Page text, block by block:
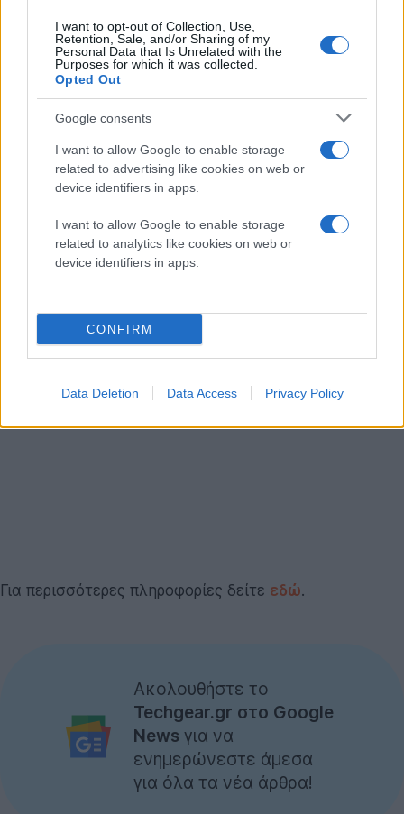
I want to opt-out of Collection, Use,
Retention, Sale, and/or Sharing of my
Personal Data that Is Unrelated with the
Purposes for which it was collected.
Opted Out
Google consents
I want to allow Google to enable storage
related to advertising like cookies on web or
device identifiers in apps.
I want to allow Google to enable storage
related to analytics like cookies on web or
device identifiers in apps.
CONFIRM
Data Deletion Data Access Privacy Policy
για την εμφάνιση των σελίδων.
Τέλος, στην έκδοση για tablets περιλαμβάνεται το
γνώριμο μεγάλο Back Button του Firefox, ενώ τα
bookmarks και το ιστορικό βρίσκονται στην αριστερή
πλευρά για ευκολότερη πρόσβαση.
Για περισσότερες πληροφορίες δείτε εδώ.
Ακολουθήστε το
Techgear.gr στο Google
News για να
ενημερώνεστε άμεσα
για όλα τα νέα άρθρα!